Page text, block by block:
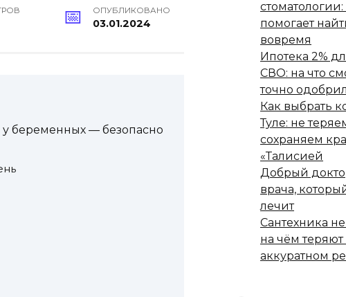
ОПУБЛИКОВАНО
03.01.2024
беременных — безопасно
помогает
вовремя
Ипотека 2%
СВО: на что
точно
Как выбрать
Туле: не
сохраняем
«Талисией
Добрый
врача,
лечит
Сантехника
на чём
аккуратном